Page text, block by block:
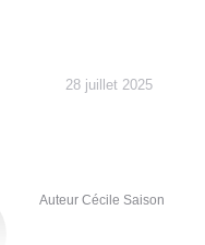
28 juillet 2025
Auteur Cécile Saison